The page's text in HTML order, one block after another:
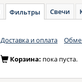
Фильтры Свечи
Доставка и оплата
Корзина: пока пуста.